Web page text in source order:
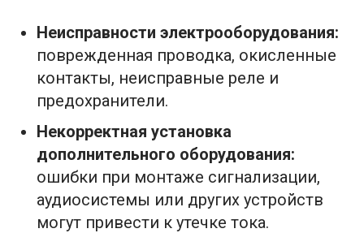
Неисправности электрооборудования:
поврежденная проводка, окисленные
контакты, неисправные реле и
предохранители.
Некорректная установка
дополнительного оборудования:
ошибки при монтаже сигнализации,
аудиосистемы или других устройств
могут привести к утечке тока.